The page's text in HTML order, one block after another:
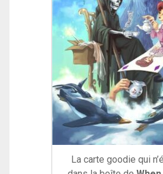
La carte goodie qui